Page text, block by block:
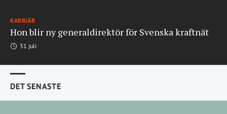
KARRIÄR
Hon blir ny generaldirektör för Svenska kraftnät
31 juli
DET SENASTE